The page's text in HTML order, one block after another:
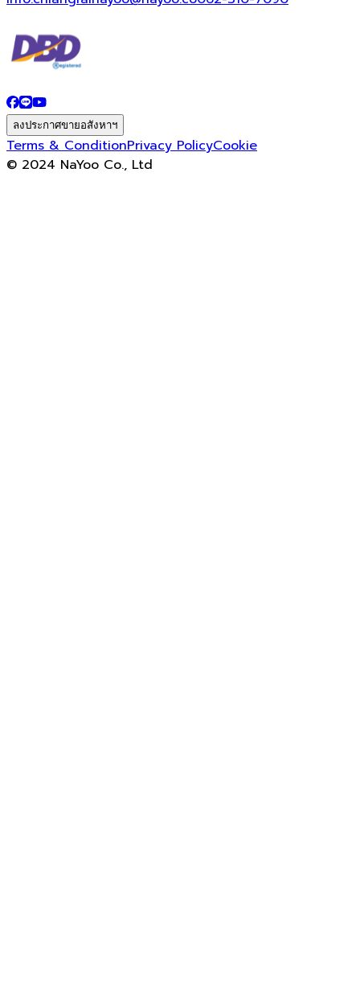
ลงประกาศขายอสังหาฯ
Terms & ConditionPrivacy PolicyCookie
© 2024 NaYoo Co., Ltd